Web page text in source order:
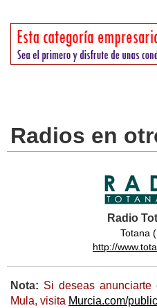
Radios en
Radio
Totana
http://
Nota: Si deseas
Mula, visita Murcia.com/